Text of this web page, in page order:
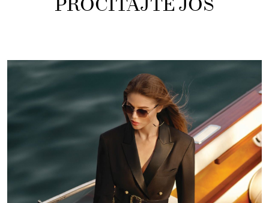
PROČITAJTE JOŠ